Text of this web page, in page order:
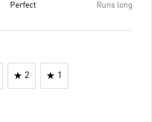
Perfect Runs long
2 1